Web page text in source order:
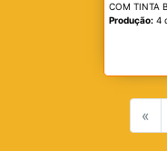
COM TINTA
Produção: 4
«